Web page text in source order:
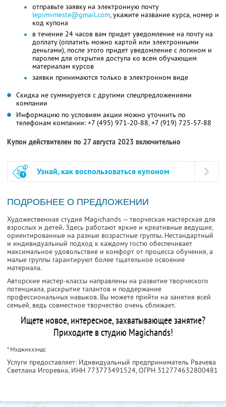
отправьте заявку на электронную почту
lepimvmeste@gmail.com, укажите название курса, номер и
код купона
в течение 24 часов вам придет уведомление на почту на
доплату (оплатить можно картой или электронными
деньгами), после этого придет уведомление с логином и
паролем для открытия доступа ко всем обучающим
материалам курсов
заявки принимаются только в электронном виде
Скидка не суммируется с другими спецпредложениями
компании
Информацию по условиям акции можно уточнить по
телефонам компании: +7 (495) 971-20-88, +7 (919) 725-57-88
Купон действителен по 27 августа 2023 включительно
Узнай, как воспользоваться купоном
ПОДРОБНЕЕ О ПРЕДЛОЖЕНИИ
Художественная студия Magichands — творческая мастерская для
взрослых и детей. Здесь работают яркие и креативные ведущие,
ориентированные на разные возрастные группы. Нестандартный
и индивидуальный подход к каждому гостю обеспечивает
максимальное удовольствие и комфорт от процесса обучения, а
малые группы гарантируют более тщательное освоение
материала.
Авторские мастер-классы направлены на развитие творческого
потенциала, раскрытие талантов и поддержание
профессиональных навыков. Вы можете прийти на занятия всей
семьей, ведь совместное творчество очень сближает.
Ищете новое, интересное, захватывающее занятие?
Приходите в студию Magichands!
* Мэджикхэндс
Услуги предоставляет: Идивидуальный предприниматель Рвачева
Светлана Игоревна, ИНН 773773491524, ОГРН 312774632800481